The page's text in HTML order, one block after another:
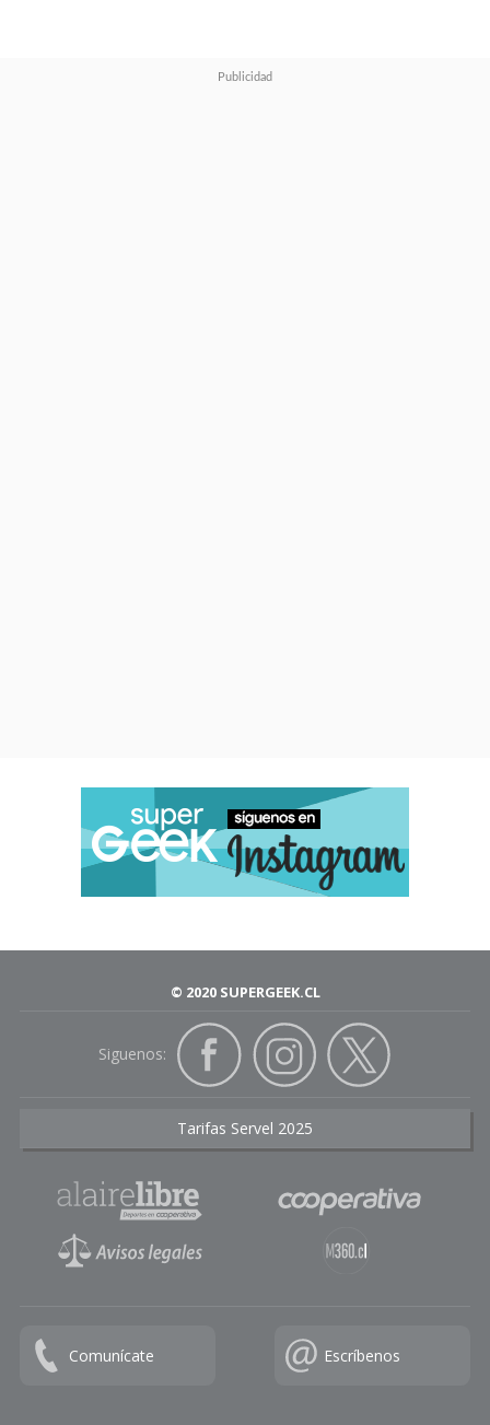
© 2020 SUPERGEEK.CL
Siguenos:
Tarifas Servel 2025
Comunícate Escríbenos